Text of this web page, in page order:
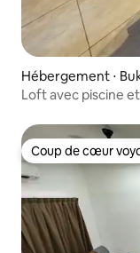
Hébergement ⋅
Loft avec piscine
Coup de cœur
Coup de cœur